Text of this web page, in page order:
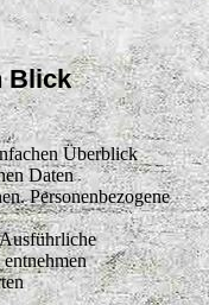
Blick
Überblick
Daten
Personenbezogene